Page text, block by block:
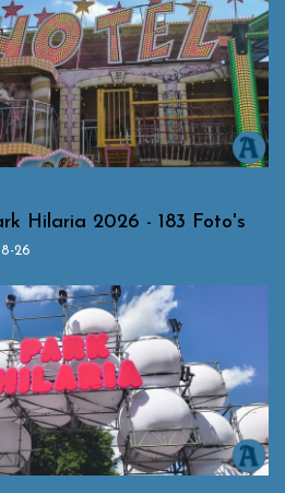
Hilaria 2026 - 183 Foto's
26